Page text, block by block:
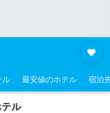
ル 最安値のホテル 宿泊
ル